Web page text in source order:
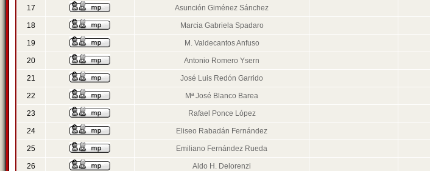
17 Asunción Giménez Sánchez
18 Marcia Gabriela Spadaro
19 M. Valdecantos Anfuso
20 Antonio Romero Ysern
21 José Luis Redón Garrido
22 Mª José Blanco Barea
23 Rafael Ponce López
24 Eliseo Rabadán Fernández
25 Emiliano Fernández Rueda
26 Aldo H. Delorenzi